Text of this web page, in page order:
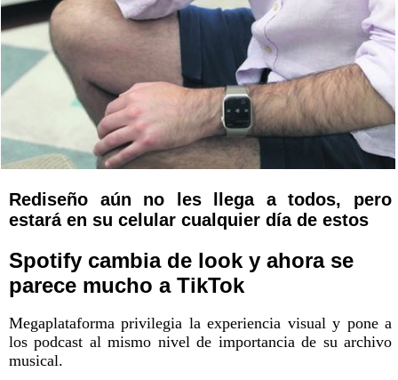
Rediseño aún no les llega a todos, pero
estará en su celular cualquier día de estos
Spotify cambia de look y ahora se
parece mucho a TikTok
Megaplataforma privilegia la experiencia visual y pone a
los podcast al mismo nivel de importancia de su archivo
musical.